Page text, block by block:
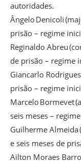
autoridades.
Ângelo Denicoli
prisão – regime
Reginaldo Abreu
de prisão – regime
Giancarlo
prisão – regime
Marcelo Bormevet
seis meses –
Guilherme Almeida
e seis meses de
Ailton Moraes